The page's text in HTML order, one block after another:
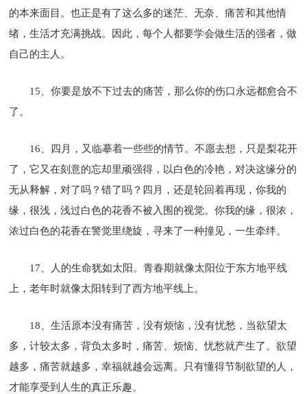
的本来面目。也正是有了这么多的迷茫、无奈、痛苦和其他情
绪，生活才充满挑战。因此，每个人都要学会做生活的强者，做
自己的主人。
15、你要是放不下过去的痛苦，那么你的伤口永远都愈合不
了。
16、四月，又临摹着一些些的情节。不愿去想，只是梨花开
了，它又在刻意的忘却里顽强得，以白色的冷艳，对决这缘分的
无从释解，对了吗？错了吗？四月，还是轮回着再现，你我的
缘，很浅，浅过白色的花香不被入围的视觉。你我的缘，很浓，
浓过白色的花香在警觉里绕旋，寻来了一种撞见，一生牵绊。
17、人的生命犹如太阳。青春期就像太阳位于东方地平线
上，老年时就像太阳转到了西方地平线上。
18、生活原本没有痛苦，没有烦恼，没有忧愁，当欲望太
多，计较太多，背负太多时，痛苦、烦恼、忧愁就产生了。欲望
越多，痛苦就越多，幸福就越会远离。只有懂得节制欲望的人，
才能享受到人生的真正乐趣。